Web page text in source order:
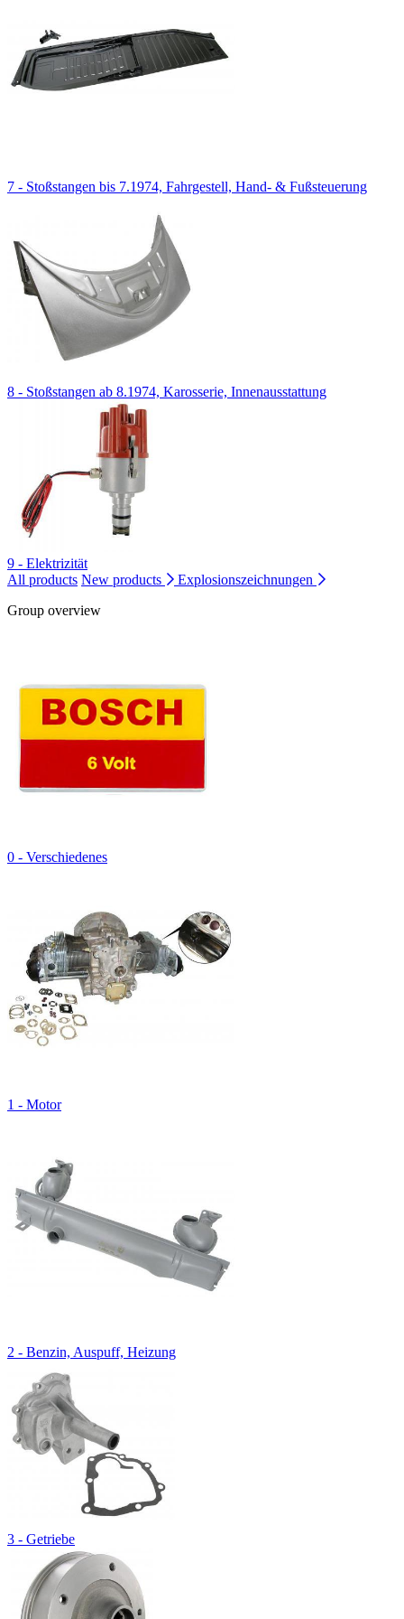
7 - Stoßstangen bis 7.1974, Fahrgestell, Hand- & Fußsteuerung
8 - Stoßstangen ab 8.1974, Karosserie, Innenausstattung
9 - Elektrizität
All products New products
Explosionszeichnungen
Group overview
0 - Verschiedenes
1 - Motor
2 - Benzin, Auspuff, Heizung
3 - Getriebe